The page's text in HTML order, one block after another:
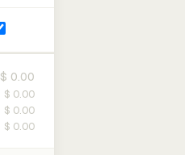
$ 0.00
$ 0.00
$ 0.00
$ 0.00